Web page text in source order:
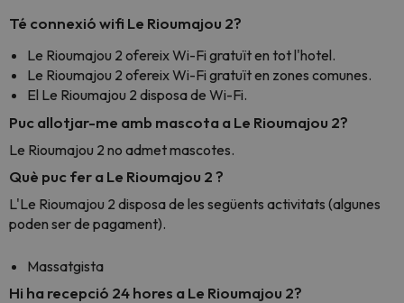
Té connexió wifi Le Rioumajou 2?
Le Rioumajou 2 ofereix Wi-Fi gratuït en tot l'hotel.
Le Rioumajou 2 ofereix Wi-Fi gratuït en zones comunes.
El Le Rioumajou 2 disposa de Wi-Fi.
Puc allotjar-me amb mascota a Le Rioumajou 2?
Le Rioumajou 2 no admet mascotes.
Què puc fer a Le Rioumajou 2 ?
L'Le Rioumajou 2 disposa de les següents activitats (algunes
poden ser de pagament).
Massatgista
Hi ha recepció 24 hores a Le Rioumajou 2?